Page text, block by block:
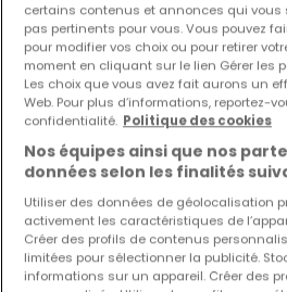
1 719 €
certains contenus et annonces qui vous
pas pertinents pour vous. Vous pouvez
pour modifier vos choix ou pour retirer
moment en cliquant sur le lien Gérer les
Les choix que vous avez fait aurons un
Web. Pour plus d’informations, reportez-
confidentialité. Politique des cookies
Nos équipes ainsi que nos
données selon les finalités
Utiliser des données de géolocalisation
activement les caractéristiques de
Créer des profils de contenus
limitées pour sélectionner la publicité.
informations sur un appareil. Créer des